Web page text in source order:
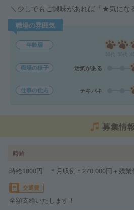
＼少しでもご興味があれば「★気にな
職場の雰囲気
年齢層
職場の様子 活気がある
仕事の仕方 テキパキ
募集情
時給
時給1800円 ＊月収例＊270,000円＋残業
交通費
全額支給いたします！